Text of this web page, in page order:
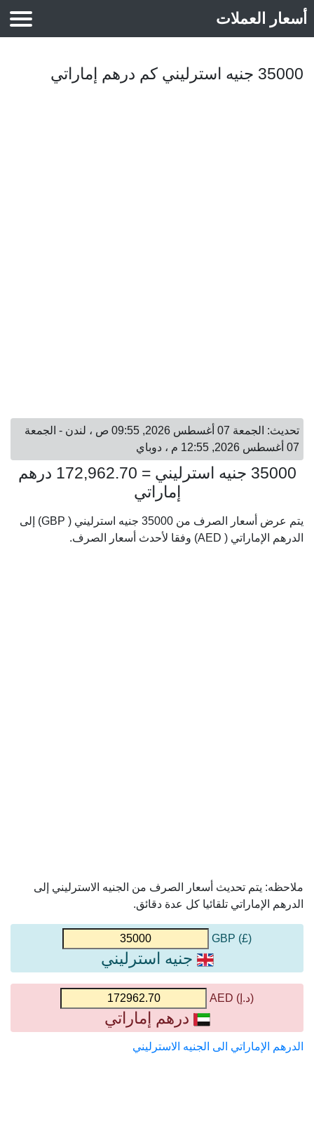
أسعار العملات
35000 جنيه استرليني كم درهم إماراتي
تحديث: الجمعة 07 أغسطس 2026, 09:55 ص ، لندن - الجمعة
07 أغسطس 2026, 12:55 م ، دوباي
35000 جنيه استرليني = 172,962.70 درهم
إماراتي
يتم عرض أسعار الصرف من 35000 جنيه استرليني ( GBP) إلى
الدرهم الإماراتي ( AED) وفقا لأحدث أسعار الصرف.
ملاحظه: يتم تحديث أسعار الصرف من الجنيه الاسترليني إلى
الدرهم الإماراتي تلقائيا كل عدة دقائق.
(£) GBP
جنيه استرليني
(د.إ) AED
درهم إماراتي
الدرهم الإماراتي الى الجنيه الاسترليني